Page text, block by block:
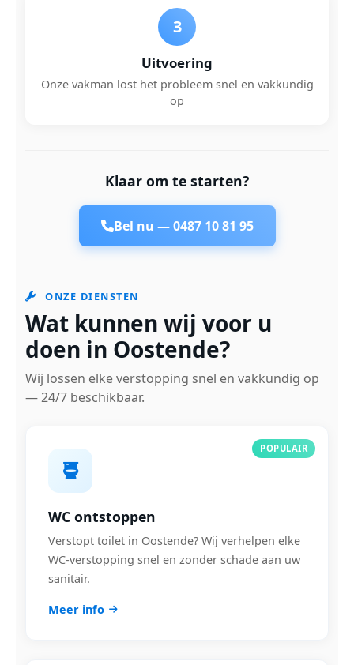
3
Uitvoering
Onze vakman lost het probleem snel en vakkundig
op
Klaar om te starten?
Bel nu —0487 10 81 95
ONZE DIENSTEN
Wat kunnen wij voor u
doen in Oostende?
Wij lossen elke verstopping snel en vakkundig op
— 24/7 beschikbaar.
POPULAIR
WC ontstoppen
Verstopt toilet in Oostende? Wij verhelpen elke
WC-verstopping snel en zonder schade aan uw
sanitair.
Meer info